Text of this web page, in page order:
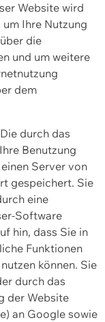
Website wird
Ihre Nutzung
die
und um weitere
dem
durch das
Benutzung
Server von
gespeichert. Sie
eine
Software
hin, dass Sie in
Funktionen
können. Sie
durch das
der Website
an Google sowie